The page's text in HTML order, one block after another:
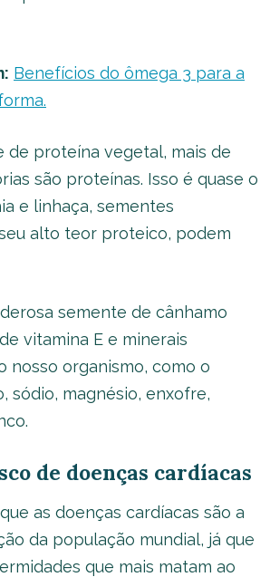
Benefícios do ômega 3 para a
de proteína vegetal, mais de
são proteínas. Isso é quase o
e linhaça, sementes
alto teor proteico, podem
semente de cânhamo
vitamina E e minerais
nosso organismo, como o
sódio, magnésio, enxofre,
de doenças cardíacas
as doenças cardíacas são a
da população mundial, já que
que mais matam ao